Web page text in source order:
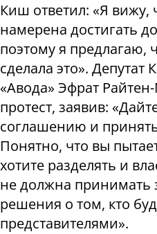
Киш ответил: «Я вижу,
намерена достигать
поэтому я предлагаю,
сделала это». Депутат
«Авода» Эфрат
протест, заявив:
соглашению и
Понятно, что вы
хотите разделять и
не должна принимать
решения о том, кто
представителями».